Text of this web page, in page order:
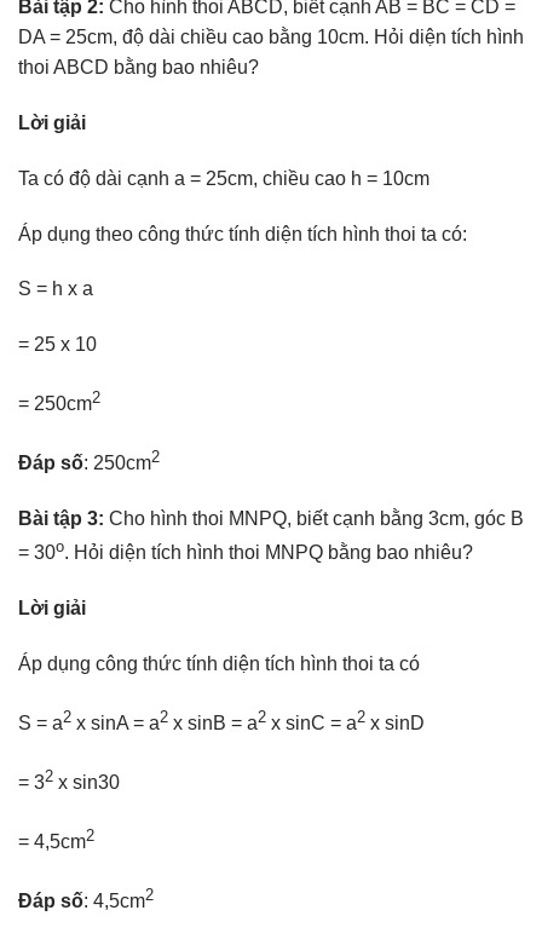
Bài tập 2: Cho hình thoi ABCD, biết cạnh AB = BC = CD =
DA = 25cm, độ dài chiều cao bằng 10cm. Hỏi diện tích hình
thoi ABCD bằng bao nhiêu?
Lời giải
Ta có độ dài cạnh a = 25cm, chiều cao h = 10cm
Áp dụng theo công thức tính diện tích hình thoi ta có:
S = h x a
= 25 x 10
= 250cm2
Đáp số: 250cm2
Bài tập 3: Cho hình thoi MNPQ, biết cạnh bằng 3cm, góc B
= 30o. Hỏi diện tích hình thoi MNPQ bằng bao nhiêu?
Lời giải
Áp dụng công thức tính diện tích hình thoi ta có
S = a2 x sinA = a2 x sinB = a2 x sinC = a2 x sinD
= 32 x sin30
= 4,5cm2
Đáp số: 4,5cm2